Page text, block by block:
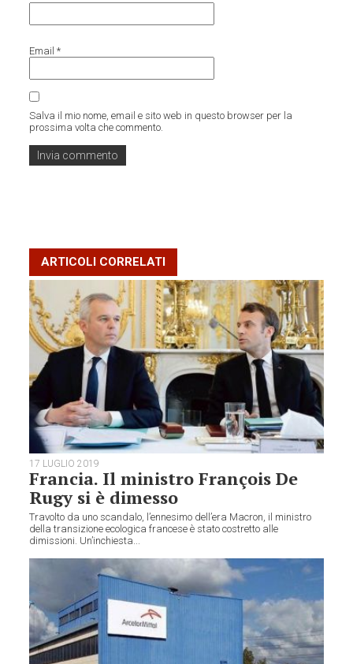
Email*
Salva il mio nome, email e sito web in questo browser per la
prossima volta che commento.
ARTICOLI CORRELATI
17 LUGLIO 2019
Francia. Il ministro François De
Rugy si è dimesso
Travolto da uno scandalo, l’ennesimo dell’era Macron, il ministro
della transizione ecologica francese è stato costretto alle
dimissioni. Un’inchiesta...